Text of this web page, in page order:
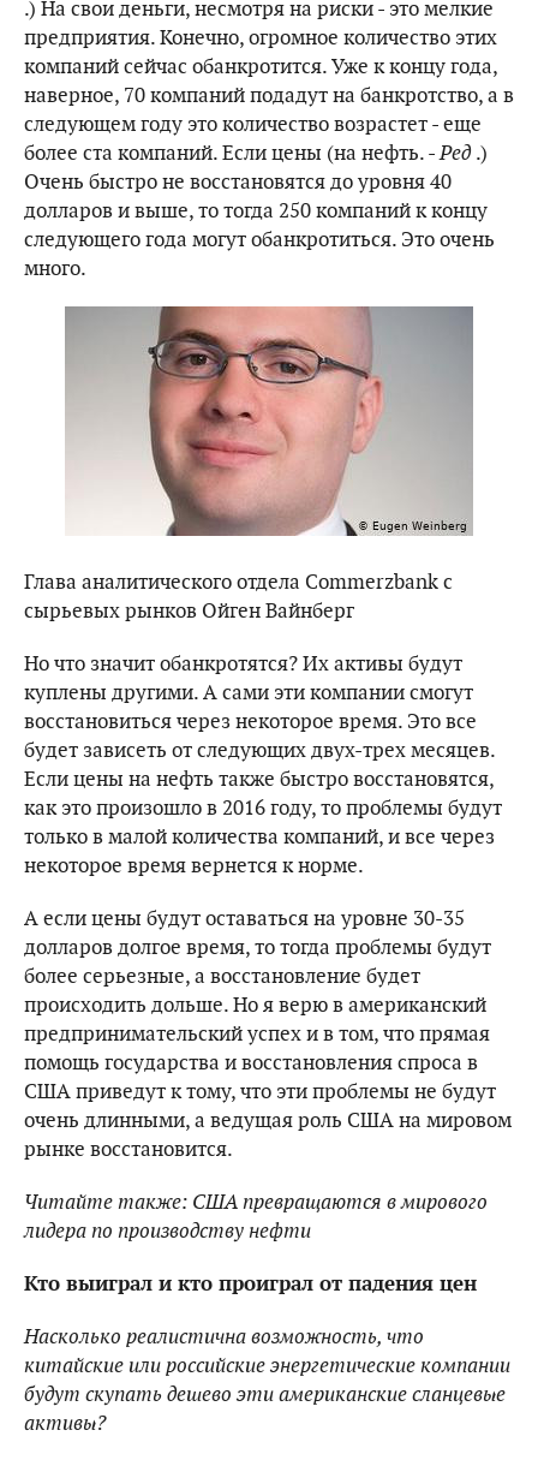
.) На свои деньги, несмотря на риски - это мелкие
предприятия. Конечно, огромное количество этих
компаний сейчас обанкротится. Уже к концу года,
наверное, 70 компаний подадут на банкротство, а в
следующем году это количество возрастет - еще
более ста компаний. Если цены (на нефть. -Ред.)
Очень быстро не восстановятся до уровня 40
долларов и выше, то тогда 250 компаний к концу
следующего года могут обанкротиться. Это очень
много.
Глава аналитического отдела Commerzbank с
сырьевых рынков Ойген Вайнберг
Но что значит обанкротятся? Их активы будут
куплены другими. А сами эти компании смогут
восстановиться через некоторое время. Это все
будет зависеть от следующих двух-трех месяцев.
Если цены на нефть также быстро восстановятся,
как это произошло в 2016 году, то проблемы будут
только в малой количества компаний, и все через
некоторое время вернется к норме.
А если цены будут оставаться на уровне 30-35
долларов долгое время, то тогда проблемы будут
более серьезные, а восстановление будет
происходить дольше. Но я верю в американский
предпринимательский успех и в том, что прямая
помощь государства и восстановления спроса в
США приведут к тому, что эти проблемы не будут
очень длинными, а ведущая роль США на мировом
рынке восстановится.
Читайте также: США превращаются в мирового
лидера по производству нефти
Кто выиграл и кто проиграл от падения цен
Насколько реалистична возможность, что
китайские или российские энергетические компании
будут скупать дешево эти американские сланцевые
активы?